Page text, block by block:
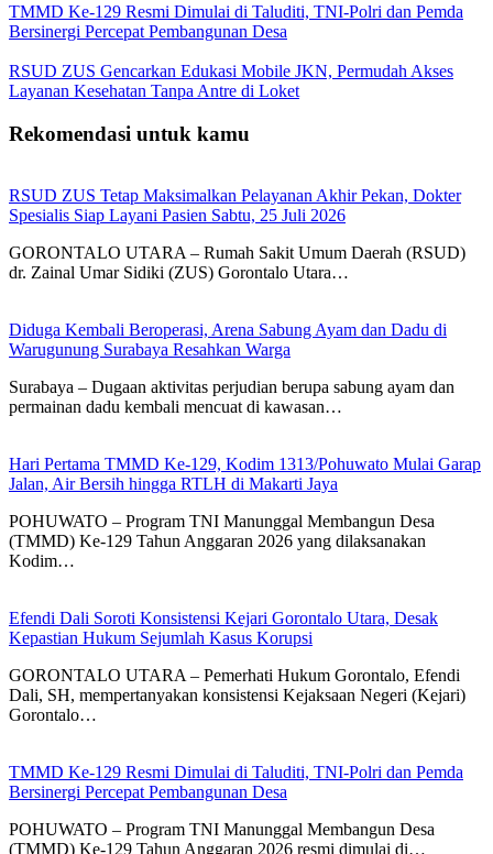
TMMD Ke-129 Resmi Dimulai di Taluditi, TNI-Polri dan Pemda
Bersinergi Percepat Pembangunan Desa
RSUD ZUS Gencarkan Edukasi Mobile JKN, Permudah Akses
Layanan Kesehatan Tanpa Antre di Loket
Rekomendasi untuk kamu
RSUD ZUS Tetap Maksimalkan Pelayanan Akhir Pekan, Dokter
Spesialis Siap Layani Pasien Sabtu, 25 Juli 2026
GORONTALO UTARA – Rumah Sakit Umum Daerah (RSUD)
dr. Zainal Umar Sidiki (ZUS) Gorontalo Utara…
Diduga Kembali Beroperasi, Arena Sabung Ayam dan Dadu di
Warugunung Surabaya Resahkan Warga
Surabaya – Dugaan aktivitas perjudian berupa sabung ayam dan
permainan dadu kembali mencuat di kawasan…
Hari Pertama TMMD Ke-129, Kodim 1313/Pohuwato Mulai Garap
Jalan, Air Bersih hingga RTLH di Makarti Jaya
POHUWATO – Program TNI Manunggal Membangun Desa
(TMMD) Ke-129 Tahun Anggaran 2026 yang dilaksanakan
Kodim…
Efendi Dali Soroti Konsistensi Kejari Gorontalo Utara, Desak
Kepastian Hukum Sejumlah Kasus Korupsi
GORONTALO UTARA – Pemerhati Hukum Gorontalo, Efendi
Dali, SH, mempertanyakan konsistensi Kejaksaan Negeri (Kejari)
Gorontalo…
TMMD Ke-129 Resmi Dimulai di Taluditi, TNI-Polri dan Pemda
Bersinergi Percepat Pembangunan Desa
POHUWATO – Program TNI Manunggal Membangun Desa
(TMMD) Ke-129 Tahun Anggaran 2026 resmi dimulai di…